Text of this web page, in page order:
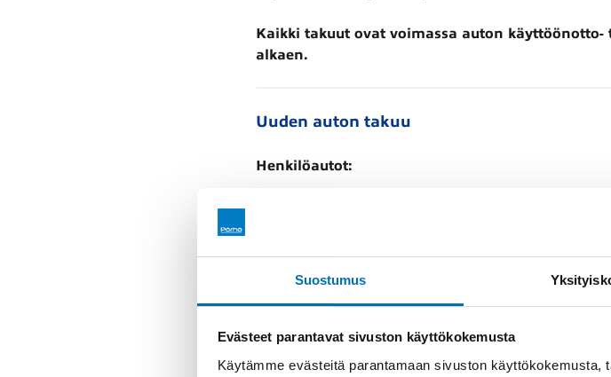
Suostumus
Evästeet parantavat sivuston käyttökokemusta
Käytämme evästeitä parantamaan sivuston käyttökokemusta,
Kaikki takuut ovat voimassa auton
alkaen.
Uuden auton takuu
Henkilöautot:
Caddy, Crafter, Amarok ja Transporter: 5 vuotta /